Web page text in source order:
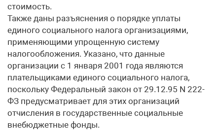
стоимость.
Также даны разъяснения о порядке уплаты
единого социального налога организациями,
применяющими упрощенную систему
налогообложения. Указано, что данные
организации с 1 января 2001 года являются
плательщиками единого социального налога,
поскольку Федеральный закон от 29.12.95 N 222-
ФЗ предусматривает для этих организаций
отчисления в государственные социальные
внебюджетные фонды.